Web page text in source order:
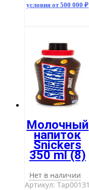
условия от 500 000 ₽
Молочный
напиток
Snickers
350 ml (8)
Нет в наличии
Артикул: Тар00131